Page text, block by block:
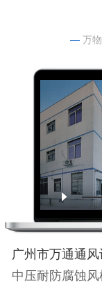
— 万
广州市万通通
中压耐防腐蚀